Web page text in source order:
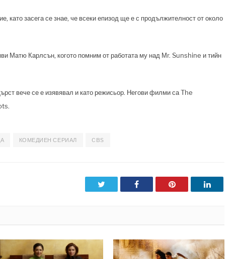
като засега се знае, че всеки епизод ще е с продължителност от около
Матю Карлсън, когото помним от работата му над Мr. Sunshine и тийн
вече се е изявявал и като режисьор. Негови филми са The
КОМЕДИЕН СЕРИАЛ CBS
Facebook Pinterest LinkedIn